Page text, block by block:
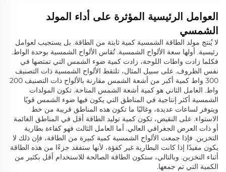
العوامل الرئيسية المؤثرة على أداء المولد
الشمسي
لا يُنتج مولد الطاقة الشمسية كمية ثابتة من الطاقة. بل يستجيب لعوامل
رئيسية. أولها سعة الألواح الشمسية. تُقاس الألواح الشمسية بوحدة الواط.
فكلما زادت واطات اللوحة، زادت كمية ضوء الشمس التي تمتصها في
نفس الظروف. على سبيل المثال، تلتقط الألواح الشمسية ذات التصنيف
300 واط كمية أكبر من أشعة الشمس مقارنة بالألواح ذات التصنيف 200
واط. العامل الثاني هو كمية أشعة الشمس المتاحة. تكون المولدات
الشمسية أكثر إنتاجية في المناطق التي يكون فيها ضوء الشمس قويًا
ويتوفر لساعات عديدة، وغالبًا ما تكون هذه المناطق قريبة من خط
الاستواء. على النقيض، تكون كمية توليد الطاقة أقل في المناطق الغائمة
أو ذات العرض الجغرافي العالي. أما العامل الثالث فهو كفاءة بطارية
التخزين. فإذا جمعت الألواح الشمسية كمية كبيرة من الطاقة، فإن ذلك لا
يكون مفيدًا إذا كانت البطارية غير كفؤة، لأنها ستفقد جزءًا من هذه الطاقة
أثناء التخزين. وبالتالي، ستكون الطاقة الصالحة للاستخدام أقل بكثير من
الكمية التي تم جمعها.